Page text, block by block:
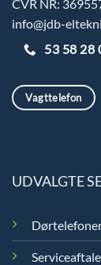
CVR NR:
info@jdb-
53 58 28
Vagttelefon
UDVALGTE